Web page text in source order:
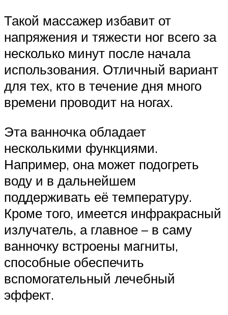
Такой массажер избавит от
напряжения и тяжести ног всего за
несколько минут после начала
использования. Отличный вариант
для тех, кто в течение дня много
времени проводит на ногах.
Эта ванночка обладает
несколькими функциями.
Например, она может подогреть
воду и в дальнейшем
поддерживать её температуру.
Кроме того, имеется инфракрасный
излучатель, а главное – в саму
ванночку встроены магниты,
способные обеспечить
вспомогательный лечебный
эффект.